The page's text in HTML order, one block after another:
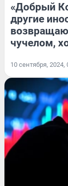
«Добрый
другие
чучелом,
10 сентября, 2024,